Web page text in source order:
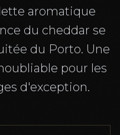
aromatique
du cheddar se
du Porto. Une
pour les
d'exception.